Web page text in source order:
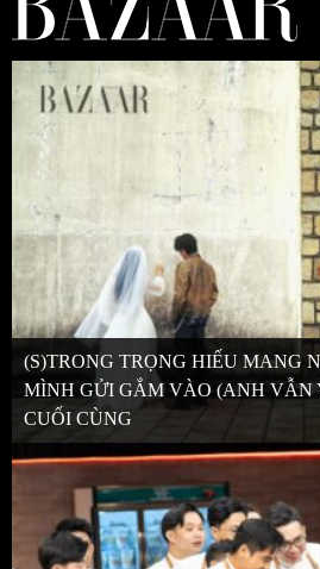
(S)TRONG TRỌNG HIẾU MANG
MÌNH GỬI GẮM VÀO (ANH VẪN
CUỐI CÙNG